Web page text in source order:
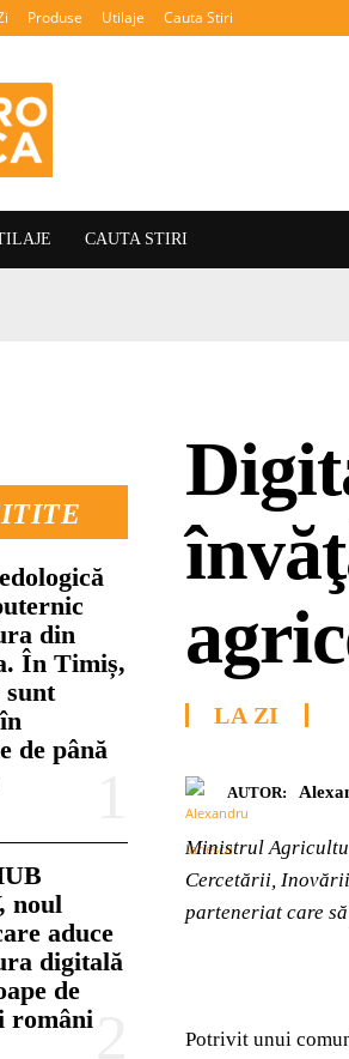
Produse Utilaje Cauta Stiri
CAUTA STIRI
din
În Timiș,
de până
noul
aduce
digitală
de
români
LA ZI
AUTOR:
Ministrul
Cercetării,
parteneriat care
Potrivit unui